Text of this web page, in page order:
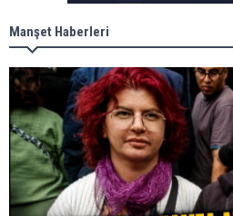
Manşet Haberleri